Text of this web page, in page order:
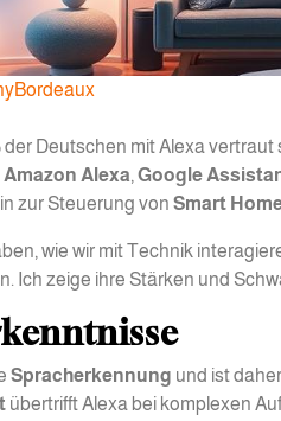
der Deutschen mit Alexa
Amazon Alexa, Google
zur Steuerung von Smart
wie wir mit Technik
Ich zeige ihre Stärken und
Spracherkennung und ist
übertrifft Alexa bei komplexen